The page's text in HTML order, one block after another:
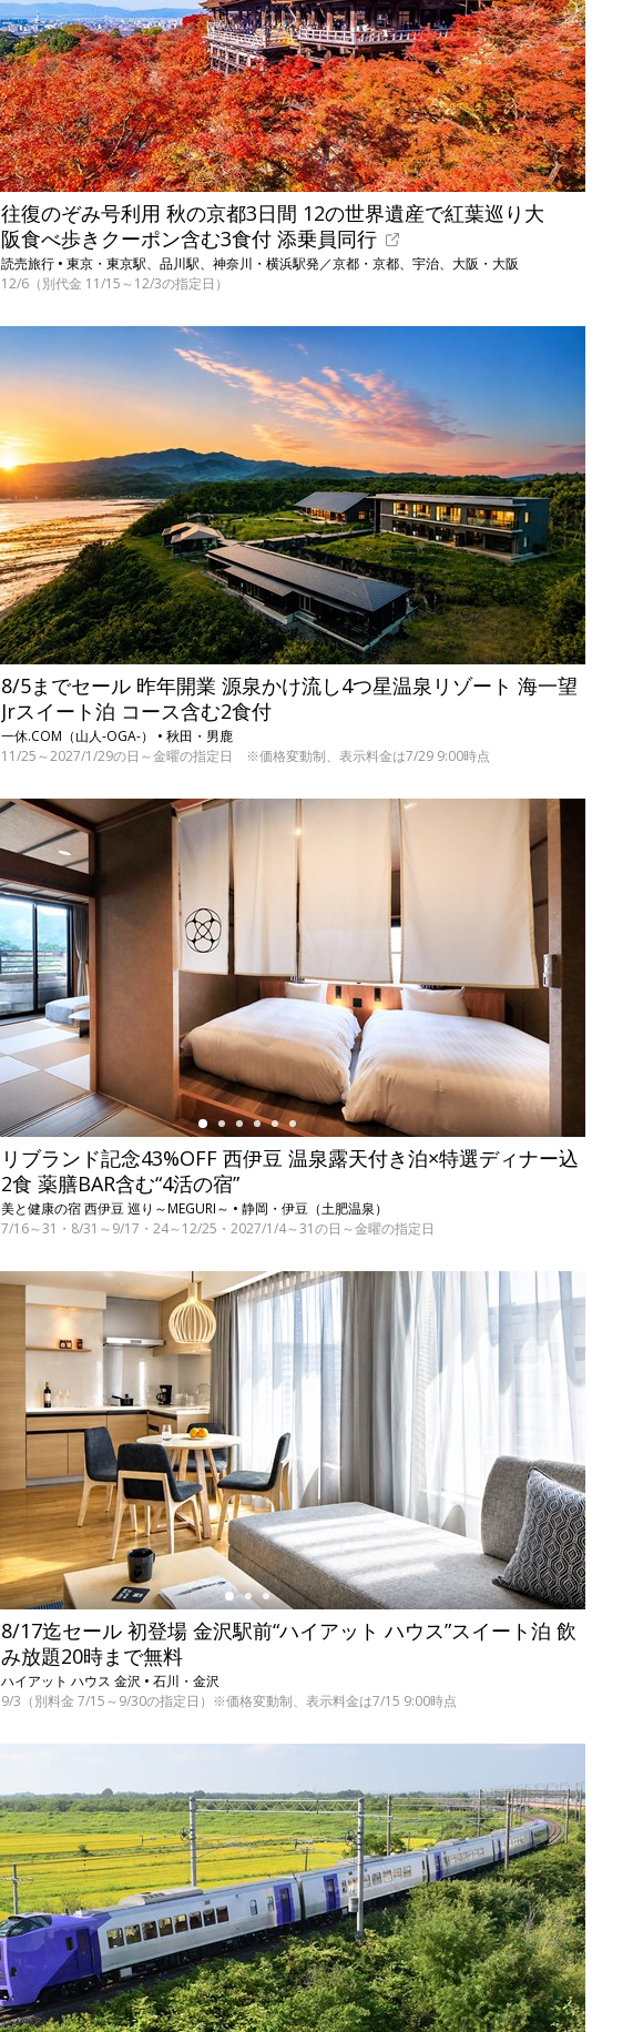
→
往復のぞみ号利用 秋の京都3日間 12の世界遺産で紅葉巡り大
阪食べ歩きクーポン含む3食付 添乗員同行
読売旅行 • 東京・東京駅、品川駅、神奈川・横浜駅発／京都・京都、宇治、大阪・大阪
12/6（別代金 11/15～12/3の指定日）
→
8/5までセール 昨年開業 源泉かけ流し4つ星温泉リゾート 海一望
Jrスイート泊 コース含む2食付
一休.COM（山人-OGA-） • 秋田・男鹿
11/25～2027/1/29の日～金曜の指定日 ※価格変動制、表示料金は7/29 9:00時点
リブランド記念43%OFF 西伊豆 温泉露天付き泊×特選ディナー込
2食 薬膳BAR含む“4活の宿”
美と健康の宿 西伊豆 巡り～MEGURI～ • 静岡・伊豆（土肥温泉）
7/16～31・8/31～9/17・24～12/25・2027/1/4～31の日～金曜の指定日
8/17迄セール 初登場 金沢駅前“ハイアット ハウス”スイート泊 飲
み放題20時まで無料
ハイアット ハウス 金沢 • 石川・金沢
9/3（別料金 7/15～9/30の指定日）※価格変動制、表示料金は7/15 9:00時点
→